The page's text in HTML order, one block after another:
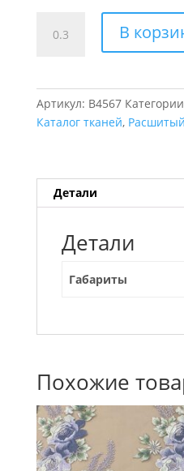
товара
В
Артикул: B4567
Каталог тканей,
Детали
Детали
Габариты
Похожие